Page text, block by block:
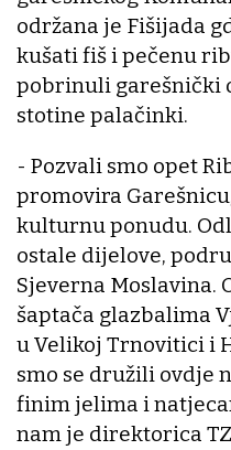
održana je Fišijada
kušati fiš i pečenu
pobrinuli garešnički
stotine palačinki.
- Pozvali smo opet
promovira
kulturnu ponudu.
ostale dijelove,
Sjeverna Moslavina.
šaptača glazbalima
u Velikoj Trnovitici i
smo se družili ovdje
finim jelima i
nam je direktorica